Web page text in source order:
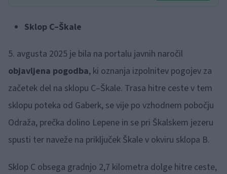
Sklop C–Škale
5. avgusta 2025 je bila na portalu javnih naročil
objavljena pogodba, ki oznanja izpolnitev pogojev za
začetek del na sklopu C–Škale. Trasa hitre ceste v tem
sklopu poteka od Gaberk, se vije po vzhodnem pobočju
Odraža, prečka dolino Lepene in se pri Škalskem jezeru
spusti ter naveže na priključek Škale v okviru sklopa B.
Sklop C obsega gradnjo 2,7 kilometra dolge hitre ceste,